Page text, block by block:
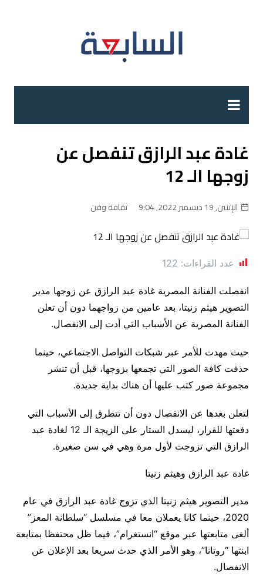
غادة عبد الرازق تنفصل عن
زوجها الـ 12
الإثنين, 19 ديسمبر 2022, 9:04 ثقافة وفن
عدد القراءات: 122
انفصلت الفنانة المصرية غادة عبد الرازق عن زوجها مدير
التصوير هيثم زنيتا، بعد عامين من زواجهما دون أن تعلن
الفنانة المصرية عن الأسباب التي أدت إلى الانفصال.
حيث مهدت للأمر عبر شبكات التواصل الاجتماعي، حينما
حذفت كافة الصور التي تجمعها بزوجها، قبل أن تنشر
مجموعة صور كتب عليها أن هناك بداية جديدة.
لتعلن بعدها عن الانفصال دون أن تتطرق إلى الأسباب التي
دفعتها للقرار، ليسدل الستار على الزيجة الـ 12 لغادة عبد
الرازق التي تزوجت لأول مرة وهي في سن صغيرة.
غادة عبد الرازق وهيثم زنيتا
مدير التصوير هيثم زنيتا الذي تزوج غادة عبد الرازق في عام
2020، حينما كانا يعملان معا في مسلسل “سلطانة المعز”
ألغى متابعتها عبر موقع “انستغرام”، فيما ظل محتفظا بمتابعة
ابنتها “روتانا”، وهو الأمر الذي حدث سريعا بعد الإعلان عن
الانفصال.